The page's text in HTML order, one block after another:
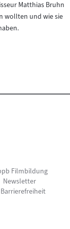
Matthias Bruhn
wollten und wie sie
öffnet
im
Filmbildung
Newsletter